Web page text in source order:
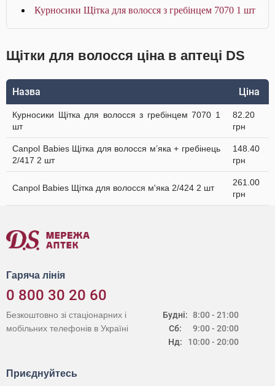
Курносики Щітка для волосся з гребінцем 7070 1 шт
Щітки для волосся ціна в аптеці DS
Назва Ціна
Курносики Щітка для волосся з гребінцем 7070 1
шт
82.20
грн
Canpol Babies Щітка для волосся м’яка + гребінець
2/417 2 шт
148.40
грн
Canpol Babies Щітка для волосся м'яка 2/424 2 шт
261.00
грн
Гаряча лінія
0 800 30 20 60
Будні:
Сб:
Нд:
8:00 - 21:00
9:00 - 20:00
10:00 - 20:00
Безкоштовно зі стаціонарних і
мобільних телефонів в Україні
Приєднуйтесь